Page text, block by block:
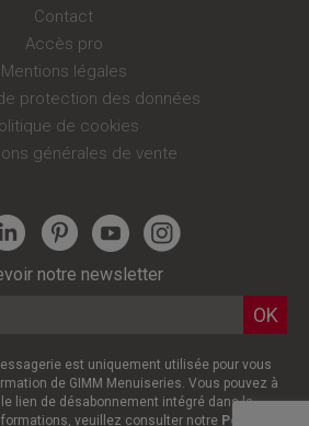
Contact
Accès pro
Mentions légales
de protection des données
Politique de cookies
générales de vente
notre newsletter
est uniquement utilisée pour vous
de GIMM Menuiseries. Vous pouvez à
lien de désabonnement intégré dans la
veuillez consulter notre Politique